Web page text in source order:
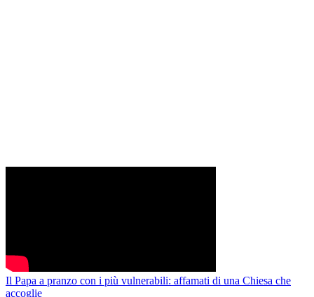
Il Papa a pranzo con i più vulnerabili: affamati di una Chiesa che
accoglie